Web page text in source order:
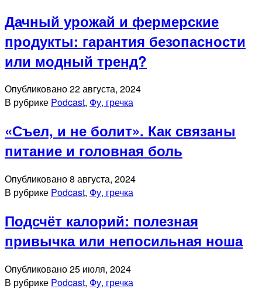
Дачный урожай и фермерские
продукты: гарантия безопасности
или модный тренд?
Опубликовано22 августа, 2024
В рубрике Podcast, Фу, гречка
«Съел, и не болит». Как связаны
питание и головная боль
Опубликовано8 августа, 2024
В рубрике Podcast, Фу, гречка
Подсчёт калорий: полезная
привычка или непосильная ноша
Опубликовано25 июля, 2024
В рубрике Podcast, Фу, гречка